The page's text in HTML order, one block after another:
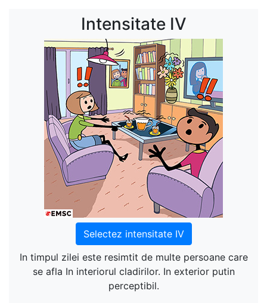
Intensitate IV
Selectez intensitate IV
In timpul zilei este resimtit de multe persoane care
se afla In interiorul cladirilor. In exterior putin
perceptibil.